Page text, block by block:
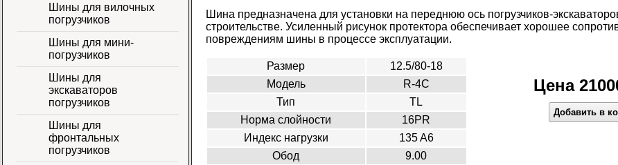
Шина предназначена для установки на переднюю ось погрузчиков-
строительстве. Усиленный рисунок протектора обеспечивает хорошее
повреждениям шины в процессе эксплуатации.
Цена
Добавить в
Размер
12.5/80-18
Модель
R-4С
Тип
TL
Норма слойности
16PR
Индекс нагрузки
135 A6
Обод
9.00
Шины для вилочных
погрузчиков
Шины для мини-
погрузчиков
Шины для
экскаваторов
погрузчиков
Шины для
фронтальных
погрузчиков